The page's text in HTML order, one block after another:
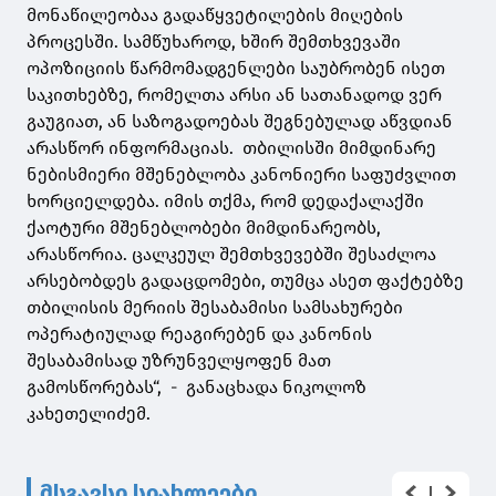
მონაწილეობაა გადაწყვეტილების მიღების
პროცესში. სამწუხაროდ, ხშირ შემთხვევაში
ოპოზიციის წარმომადგენლები საუბრობენ ისეთ
საკითხებზე, რომელთა არსი ან სათანადოდ ვერ
გაუგიათ, ან საზოგადოებას შეგნებულად აწვდიან
არასწორ ინფორმაციას. თბილისში მიმდინარე
ნებისმიერი მშენებლობა კანონიერი საფუძვლით
ხორციელდება. იმის თქმა, რომ დედაქალაქში
ქაოტური მშენებლობები მიმდინარეობს,
არასწორია. ცალკეულ შემთხვევებში შესაძლოა
არსებობდეს გადაცდომები, თუმცა ასეთ ფაქტებზე
თბილისის მერიის შესაბამისი სამსახურები
ოპერატიულად რეაგირებენ და კანონის
შესაბამისად უზრუნველყოფენ მათ
გამოსწორებას“, - განაცხადა ნიკოლოზ
კახეთელიძემ.